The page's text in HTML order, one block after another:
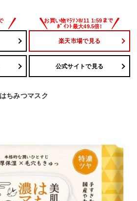
楽天市場で見る
公式サイトで見る
ちみつマスク